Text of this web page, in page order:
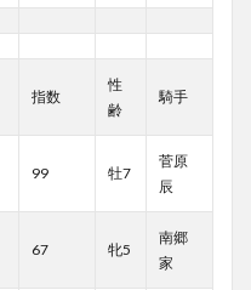
指数
性
齢
騎手
99 牡7
菅原
辰
67 牝5
南郷
家